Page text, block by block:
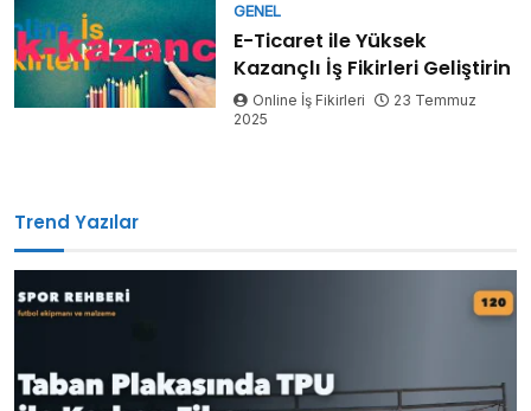
GENEL
E-Ticaret ile Yüksek
Kazançlı İş Fikirleri Geliştirin
Online İş Fikirleri
23 Temmuz
2025
Trend Yazılar